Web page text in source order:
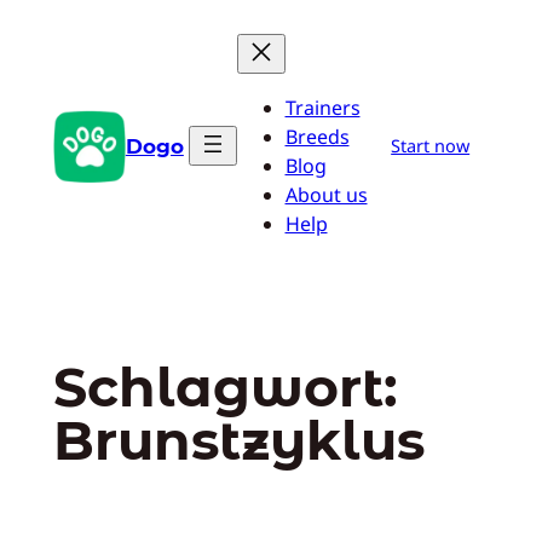
Dogo
Trainers
Breeds
Blog
About us
Help
Start now
Schlagwort:
Brunstzyklus